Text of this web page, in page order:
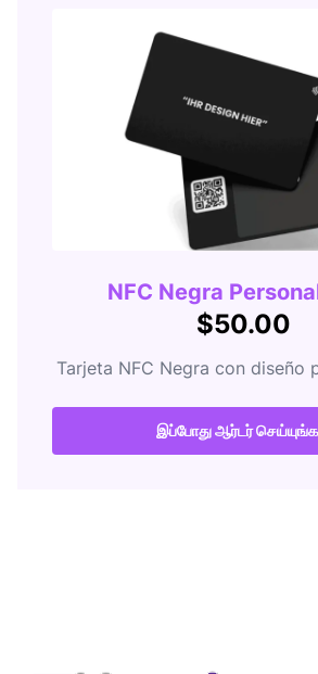
NFC Negra
$50.00
Tarjeta NFC Negra con diseño
இப்போது ஆர்டர்